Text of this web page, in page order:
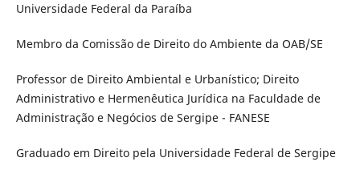
Universidade Federal da Paraíba
Membro da Comissão de Direito do Ambiente da OAB/SE
Professor de Direito Ambiental e Urbanístico; Direito
Administrativo e Hermenêutica Jurídica na Faculdade de
Administração e Negócios de Sergipe - FANESE
Graduado em Direito pela Universidade Federal de Sergipe